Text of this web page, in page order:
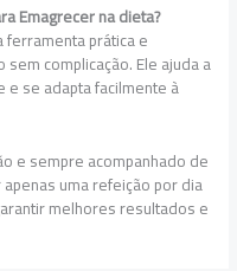
Emagrecer na dieta?
prática e
complicação. Ele ajuda a
se adapta facilmente à
e sempre acompanhado de
uma refeição por dia
melhores resultados e